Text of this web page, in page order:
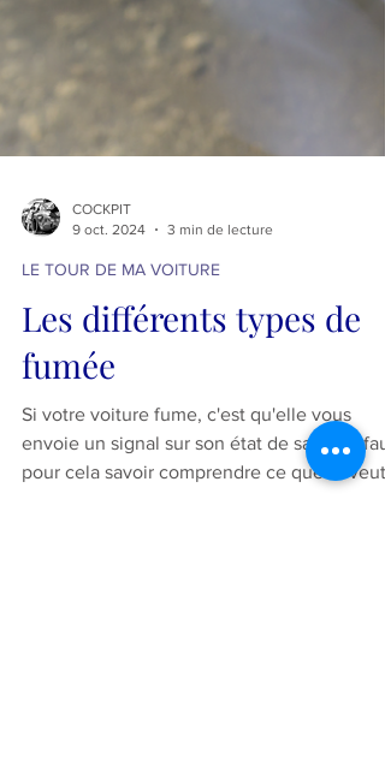
COCKPIT
Les différents types de
fumée
Si votre voiture fume, c'est qu'elle vous
envoie un signal sur son état de santé. Il faut